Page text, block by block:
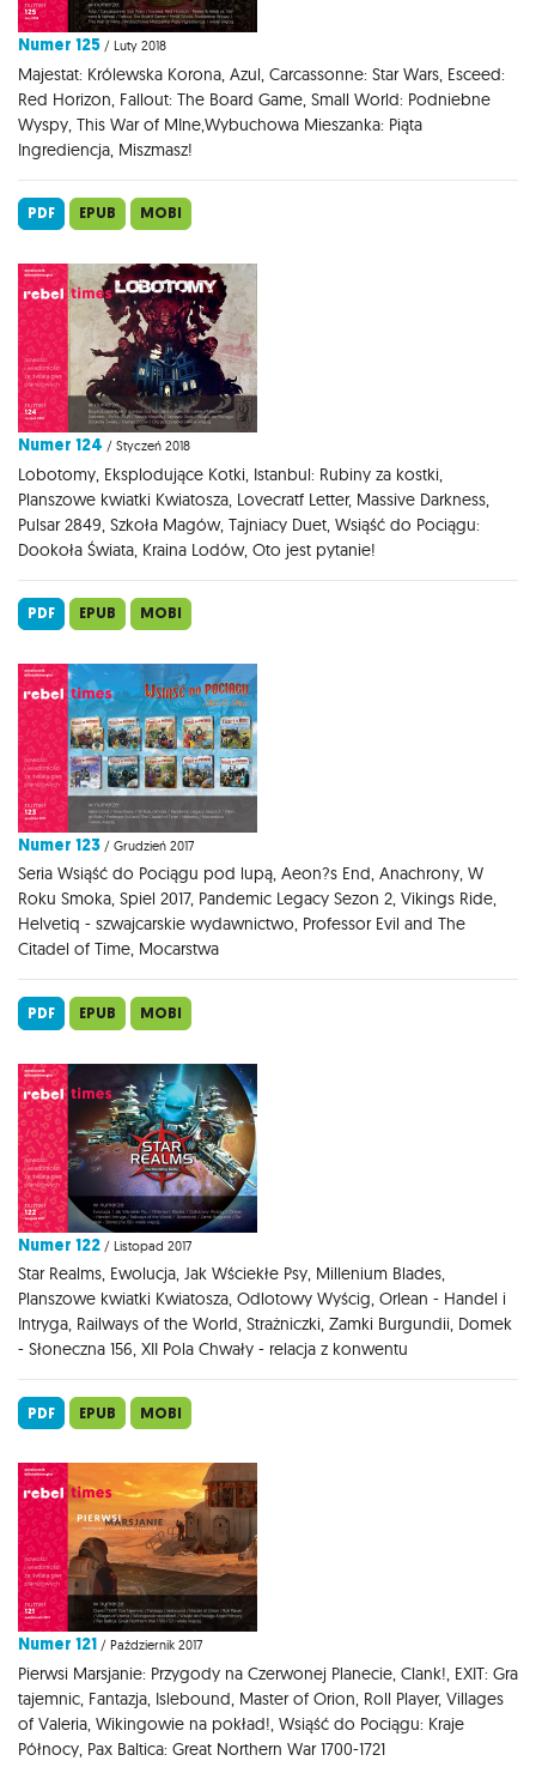
Numer 125 / Luty 2018
Majestat: Królewska Korona, Azul, Carcassonne: Star Wars, Esceed:
Red Horizon, Fallout: The Board Game, Small World: Podniebne
Wyspy, This War of MIne,Wybuchowa Mieszanka: Piąta
Ingrediencja, Miszmasz!
PDF EPUB MOBI
Numer 124 / Styczeń 2018
Lobotomy, Eksplodujące Kotki, Istanbul: Rubiny za kostki,
Planszowe kwiatki Kwiatosza, Lovecratf Letter, Massive Darkness,
Pulsar 2849, Szkoła Magów, Tajniacy Duet, Wsiąść do Pociągu:
Dookoła Świata, Kraina Lodów, Oto jest pytanie!
PDF EPUB MOBI
Numer 123 / Grudzień 2017
Seria Wsiąść do Pociągu pod lupą, Aeon?s End, Anachrony, W
Roku Smoka, Spiel 2017, Pandemic Legacy Sezon 2, Vikings Ride,
Helvetiq - szwajcarskie wydawnictwo, Professor Evil and The
Citadel of Time, Mocarstwa
PDF EPUB MOBI
Numer 122 / Listopad 2017
Star Realms, Ewolucja, Jak Wściekłe Psy, Millenium Blades,
Planszowe kwiatki Kwiatosza, Odlotowy Wyścig, Orlean - Handel i
Intryga, Railways of the World, Strażniczki, Zamki Burgundii, Domek
- Słoneczna 156, XII Pola Chwały - relacja z konwentu
PDF EPUB MOBI
Numer 121 / Październik 2017
Pierwsi Marsjanie: Przygody na Czerwonej Planecie, Clank!, EXIT: Gra
tajemnic, Fantazja, Islebound, Master of Orion, Roll Player, Villages
of Valeria, Wikingowie na pokład!, Wsiąść do Pociągu: Kraje
Północy, Pax Baltica: Great Northern War 1700-1721